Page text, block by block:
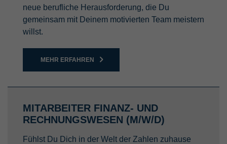
neue berufliche Herausforderung, die Du
gemeinsam mit Deinem motivierten Team meistern
willst.
MEHR ERFAHREN
MITARBEITER FINANZ- UND
RECHNUNGSWESEN (M/W/D)
Fühlst Du Dich in der Welt der Zahlen zuhause